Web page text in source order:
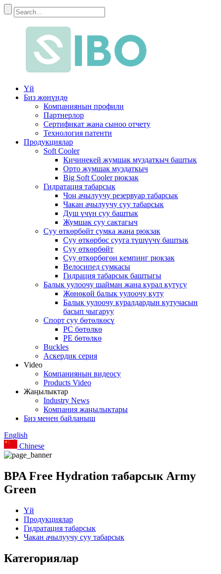
Үй
Биз жөнүндө
Компаниянын профили
Партнерлор
Сертификат жана сыноо отчету
Технология патенти
Продукциялар
Soft Cooler
Кичинекей жумшак муздаткыч баштык
Орто жумшак муздаткыч
Big Soft Cooler рюкзак
Гидратация табарсык
Чоң ачылуучу резервуар табарсык
Чакан ачылуучу суу табарсык
Душ үчүн суу баштык
Жумшак суу сактагыч
Суу өткөрбөйт сумка жана рюкзак
Суу өткөрбөс сууга түшүүчү баштык
Суу өткөрбөйт
Суу өткөрбөгөн кемпинг рюкзак
Велосипед сумкасы
Гидрация табарсык баштыгы
Балык уулоочу шайман жана курал кутусу
Жөнөкөй балык уулоочу куту
Балык уулоочу куралдардын кутучасын
басып чыгаруу
Спорт суу бөтөлкөсү
PC бөтөлкө
PE бөтөлкө
Buckles
Аскердик серия
Video
Компаниянын видеосу
Products Video
Жаңылыктар
Industry News
Компания жаңылыктары
Биз менен байланыш
English
Chinese
BPA Free Hydration табарсык Army
Green
Үй
Продукциялар
Гидратация табарсык
Чакан ачылуучу суу табарсык
Категориялар